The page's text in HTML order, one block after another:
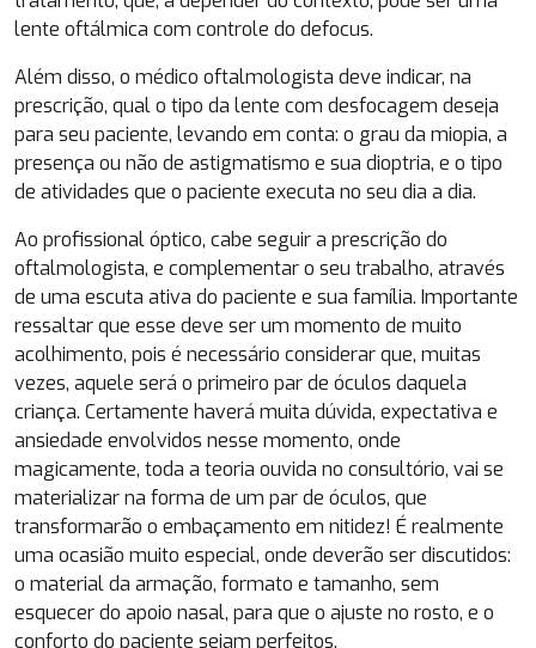
lente oftálmica com controle do defocus.
Além disso, o médico oftalmologista deve indicar, na
prescrição, qual o tipo da lente com desfocagem deseja
para seu paciente, levando em conta: o grau da miopia, a
presença ou não de astigmatismo e sua dioptria, e o tipo
de atividades que o paciente executa no seu dia a dia.
Ao profissional óptico, cabe seguir a prescrição do
oftalmologista, e complementar o seu trabalho, através
de uma escuta ativa do paciente e sua família. Importante
ressaltar que esse deve ser um momento de muito
acolhimento, pois é necessário considerar que, muitas
vezes, aquele será o primeiro par de óculos daquela
criança. Certamente haverá muita dúvida, expectativa e
ansiedade envolvidos nesse momento, onde
magicamente, toda a teoria ouvida no consultório, vai se
materializar na forma de um par de óculos, que
transformarão o embaçamento em nitidez! É realmente
uma ocasião muito especial, onde deverão ser discutidos:
o material da armação, formato e tamanho, sem
esquecer do apoio nasal, para que o ajuste no rosto, e o
conforto do paciente sejam perfeitos.